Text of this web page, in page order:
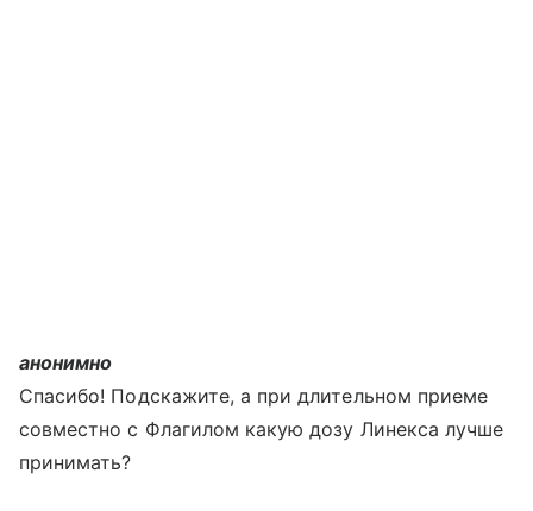
анонимно
Спасибо! Подскажите, а при длительном приеме
совместно с Флагилом какую дозу Линекса лучше
принимать?